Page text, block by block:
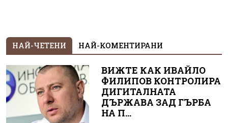
НАЙ-ЧЕТЕНИ НАЙ-КОМЕНТИРАНИ
ВИЖТЕ КАК ИВАЙЛО
ФИЛИПОВ КОНТРОЛИРА
ДИГИТАЛНАТА
ДЪРЖАВА ЗАД ГЪРБА
НА П...